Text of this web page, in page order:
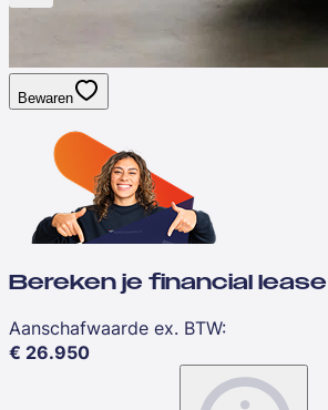
Bewaren
Bereken je financial lease
Aanschafwaarde ex. BTW:
€ 26.950